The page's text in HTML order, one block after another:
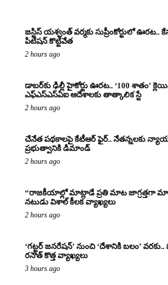
జస్టిస్ యశ్వంత్ వర్మకు సుప్రీంకోర్టులో ఊరట..
పిటిషన్ కొట్టివేత
2 hours ago
డాబర్‌కు ఢిల్లీ హైకోర్టు ఊరట.. ‘100 శాతం’
ఎఫ్‌ఎస్‌ఎస్‌ఏఐ ఆదేశాలకు తాత్కాలిక స్టే
2 hours ago
చేనేత పథకాలపై కేటీఆర్ ఫైర్.. నేతన్నలకు
ప్రభుత్వానికి డిమాండ్
2 hours ago
“రాజకీయాల్లో మాట్లాడే ప్రతి మాట జాగ్రత్తగా
నటుడు విశాల్ కీలక వ్యాఖ్యలు
2 hours ago
‘గట్టర్ జనరేషన్’ నుంచి ‘దేశానికి బలం’
రనౌత్ కొత్త వ్యాఖ్యలు
3 hours ago